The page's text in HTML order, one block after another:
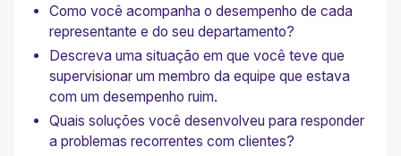
Como você acompanha o desempenho de cada
representante e do seu departamento?
Descreva uma situação em que você teve que
supervisionar um membro da equipe que estava
com um desempenho ruim.
Quais soluções você desenvolveu para responder
a problemas recorrentes com clientes?